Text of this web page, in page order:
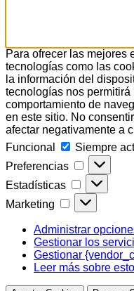
Para ofrecer las mejores
tecnologías como las
la información del
tecnologías nos permitirá
comportamiento de
en este sitio. No
afectar negativamente a
Funcional
Funcional
Siempre
Preferencias
Estadísticas
Marketing Marketing
Administrar
Gestionar los
Gestionar
Leer más sobre